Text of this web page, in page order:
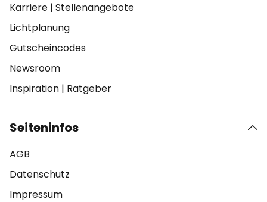
Karriere | Stellenangebote
Lichtplanung
Gutscheincodes
Newsroom
Inspiration | Ratgeber
Seiteninfos
AGB
Datenschutz
Impressum